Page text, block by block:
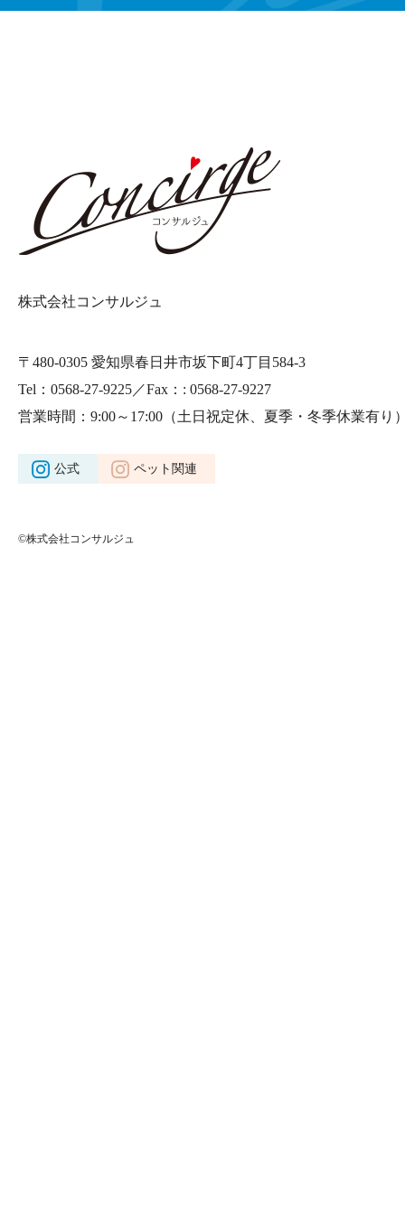
株式会社コンサルジュ
〒480-0305 愛知県春日井市坂下町4丁目584-3
Tel：0568-27-9225／Fax：: 0568-27-9227
営業時間：9:00～17:00 （土日祝定休、夏季・冬季休業有り
公式 ペット関連
©株式会社コンサルジュ